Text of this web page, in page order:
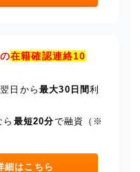
在籍確認連絡10
日から最大30日間利
最短20分で融資（※
細はこちら